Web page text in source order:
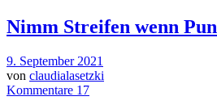
Nimm Streifen wenn
9. September 2021
von claudialasetzki
Kommentare 17